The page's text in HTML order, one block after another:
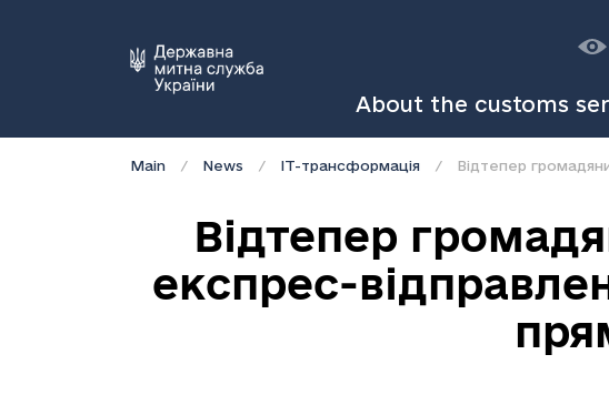
About the customs
Main News IT-трансформація
Відтепер
експрес-